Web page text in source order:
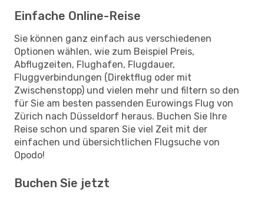
Einfache Online-Reise
Sie können ganz einfach aus verschiedenen
Optionen wählen, wie zum Beispiel Preis,
Abflugzeiten, Flughafen, Flugdauer,
Fluggverbindungen (Direktflug oder mit
Zwischenstopp) und vielen mehr und filtern so den
für Sie am besten passenden Eurowings Flug von
Zürich nach Düsseldorf heraus. Buchen Sie Ihre
Reise schon und sparen Sie viel Zeit mit der
einfachen und übersichtlichen Flugsuche von
Opodo!
Buchen Sie jetzt